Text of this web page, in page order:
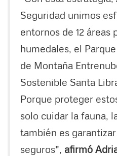
Seguridad unimos
entornos de 12 áreas
humedales, el
de Montaña
Sostenible Santa
Porque proteger
solo cuidar la fauna,
también es
seguros", afirmó